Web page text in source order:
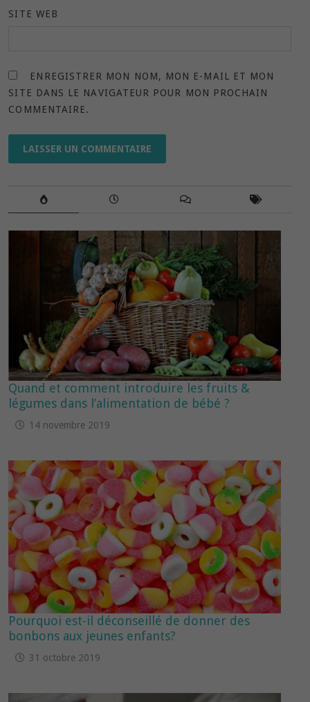
SITE WEB
ENREGISTRER MON NOM, MON E-MAIL ET MON
SITE DANS LE NAVIGATEUR POUR MON PROCHAIN
COMMENTAIRE.
Quand et comment introduire les fruits &
légumes dans l’alimentation de bébé ?
14 novembre 2019
Pourquoi est-il déconseillé de donner des
bonbons aux jeunes enfants?
31 octobre 2019